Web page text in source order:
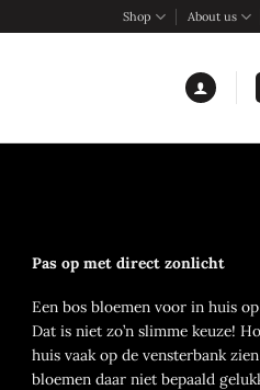
Shop About us
Pas op met direct zonlicht
Een bos bloemen voor in huis
Dat is niet zo’n slimme keuze!
huis vaak op de vensterbank
bloemen daar niet bepaald